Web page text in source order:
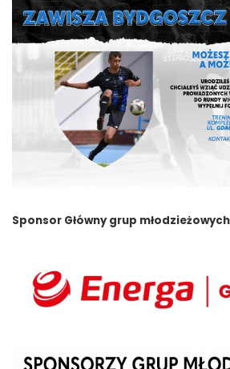
Sponsor Główny grup